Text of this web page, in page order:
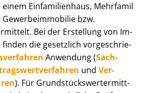
Einfamilienhaus, Mehr­fa­mi­l
bzw.
Bei der Erstellung von Im­
die gesetzlich vor­ge­schrie­
Anwendung (Sach­
und Ver­
). Für Grund­stücks­wert­ermitt­